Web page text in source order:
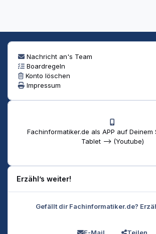
Nachricht an's Team
Boardregeln
Konto löschen
Impressum
Fachinformatiker.de als APP auf Deinem
Tablet --> (Youtube)
Erzähl’s weiter!
Gefällt dir Fachinformatiker.de?